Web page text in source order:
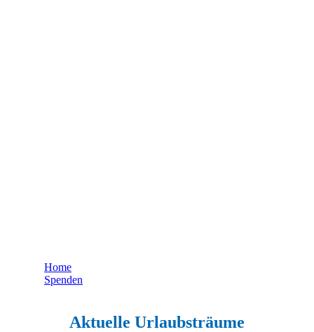
Home
Spenden
Aktuelle Urlaubsträume